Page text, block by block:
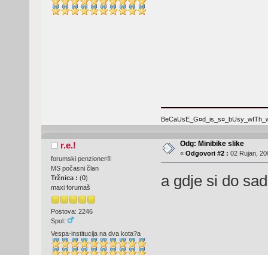
r.e.!
forumski penzioner®
MS počasni član
Tržnica : (0)
maxi forumaš
Postova: 2246
Spol:
Vespa-institucija na dva kota?a
Odg: Minibike slike
« Odgovori #2 : 02 Rujan,
a gdje si do